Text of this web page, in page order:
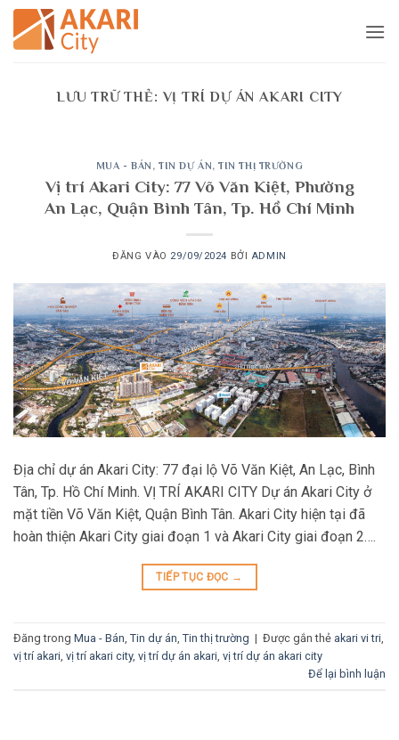
Bỏ
qua
nội
LƯU TRỮ THẺ:VỊ TRÍ DỰ ÁN AKARI CITY
MUA - BÁN ,TIN DỰ ÁN,TIN THỊ TRƯỜNG
Vị trí Akari City: 77 Võ Văn Kiệt, Phường
An Lạc, Quận Bình Tân, Tp. Hồ Chí Minh
ĐĂNG VÀO 29/09/2024 BỞI ADMIN
Địa chỉ dự án Akari City: 77 đại lộ Võ Văn Kiệt, An Lạc, Bình
Tân, Tp. Hồ Chí Minh. VỊ TRÍ AKARI CITY Dự án Akari City ở
mặt tiền Võ Văn Kiệt, Quận Bình Tân. Akari City hiện tại đã
hoàn thiện Akari City giai đoạn 1 và Akari City giai đoạn 2….
TIẾP TỤC ĐỌC →
Đăng trong Mua - Bán Tin dự án Tin thị trường | Được gắn thẻ akari vi tri
vị trí akari vị trí akari city, vị trí dự án akari vị trí dự án akari city
Để lại bình luận